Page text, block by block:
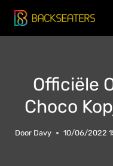
Doorgaan
naar
Officiële
Choco
Door Davy 10/06/2022